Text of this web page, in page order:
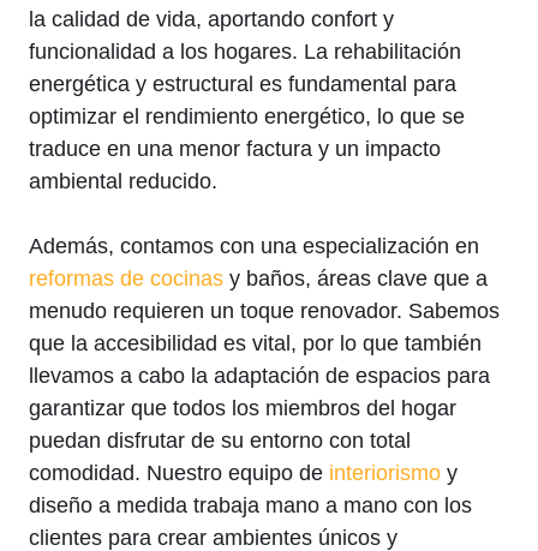
la calidad de vida, aportando confort y
funcionalidad a los hogares. La rehabilitación
energética y estructural es fundamental para
optimizar el rendimiento energético, lo que se
traduce en una menor factura y un impacto
ambiental reducido.
Además, contamos con una especialización en
reformas de cocinas y baños, áreas clave que a
menudo requieren un toque renovador. Sabemos
que la accesibilidad es vital, por lo que también
llevamos a cabo la adaptación de espacios para
garantizar que todos los miembros del hogar
puedan disfrutar de su entorno con total
comodidad. Nuestro equipo de interiorismo y
diseño a medida trabaja mano a mano con los
clientes para crear ambientes únicos y